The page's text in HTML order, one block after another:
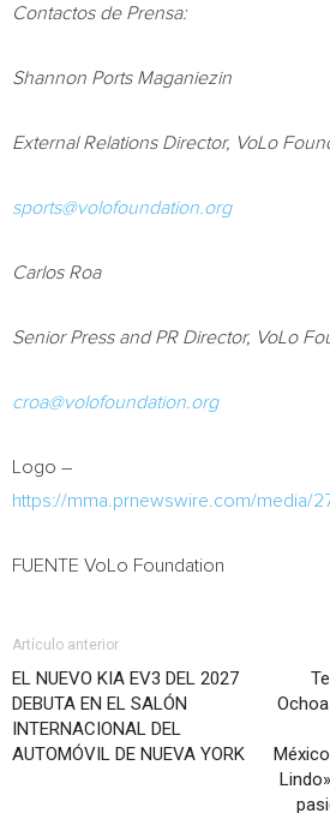
Contactos de Prensa:
Shannon Ports Maganiezin
External Relations Director, VoLo
sports@volofoundation.org
Carlos Roa
Senior Press and PR Director, VoLo
croa@volofoundation.org
Logo –
https://mma.prnewswire.com/media/
FUENTE VoLo Foundation
Artículo anterior
EL NUEVO KIA EV3 DEL 2027
DEBUTA EN EL SALÓN
INTERNACIONAL DEL
AUTOMÓVIL DE NUEVA YORK